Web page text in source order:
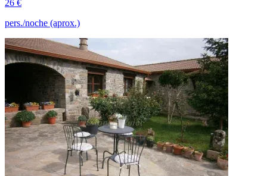
26 €
pers./noche (aprox.)